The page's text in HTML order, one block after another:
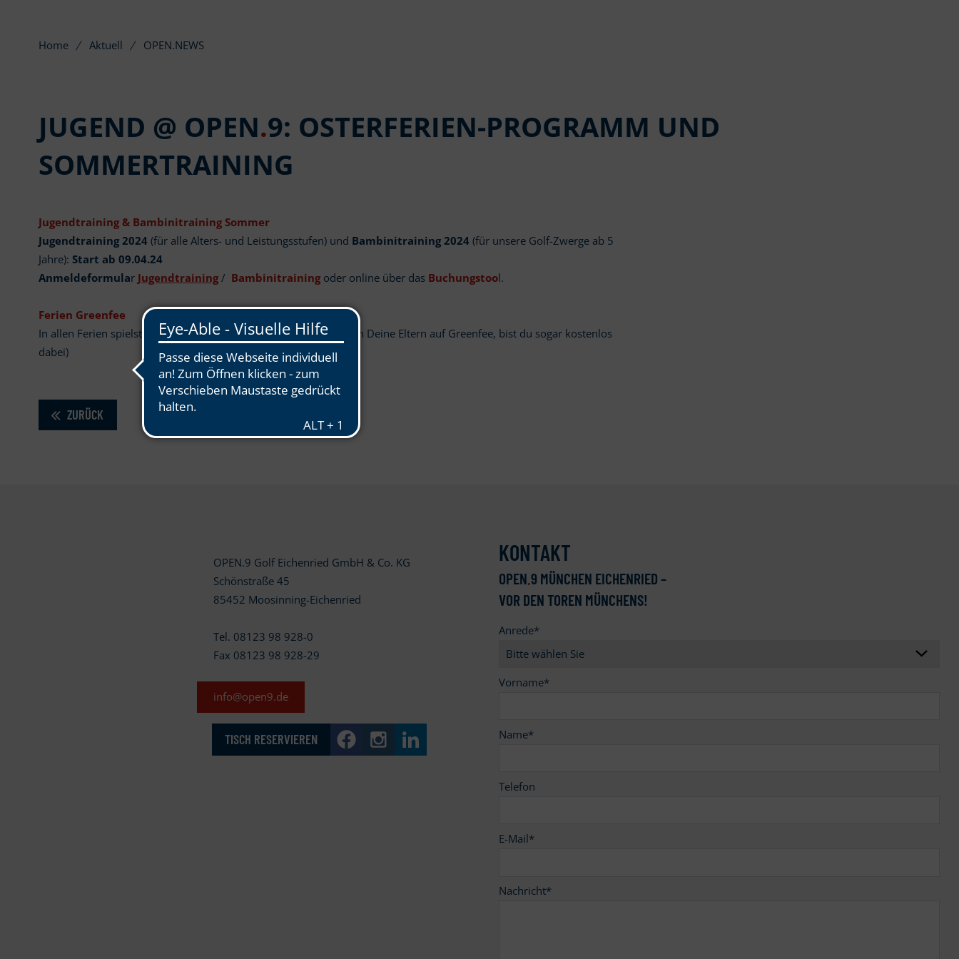
Home Aktuell OPEN.NEWS
JUGEND @ OPEN.9: OSTERFERIEN-PROGRAMM UND
SOMMERTRAINING
Jugendtraining & Bambinitraining Sommer
Jugendtraining 2024(für alle Alters- und Leistungsstufen) und Bambinitraining 2024(für unsere Golf-Zwerge ab 5
Jahre): Start ab 09.04.24
Anmeldeformular Jugendtraining/ Bambinitrainingoder online über das Buchungstool.
Ferien Greenfee
In allen Ferien spielst Du bis 18 Jahre für nur 9 € Greenfee (spielen Deine Eltern auf Greenfee, bist du sogar kostenlos
dabei)
ZURÜCK
OPEN.9 Golf Eichenried GmbH & Co. KG
Schönstraße 45
85452 Moosinning-Eichenried
Tel. 08123 98 928-0
Fax 08123 98 928-29
info@open9.de
TISCH RESERVIEREN
KONTAKT
OPEN.9 MÜNCHEN EICHENRIED –
VOR DEN TOREN MÜNCHENS!
Anrede*
Vorname*
Name*
Telefon
E-Mail*
Nachricht*